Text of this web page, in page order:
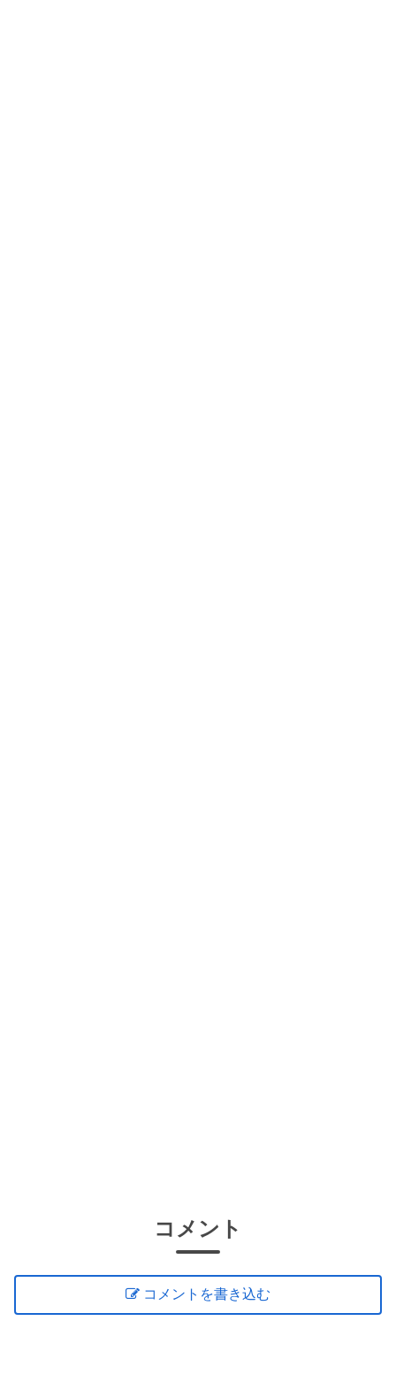
コメント
コメントを書き込む